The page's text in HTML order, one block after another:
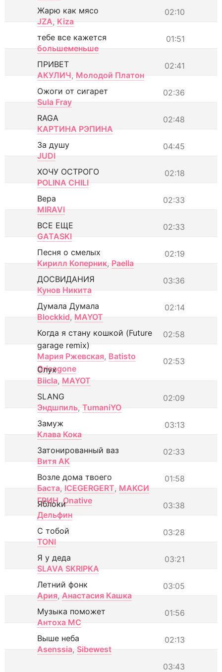
02:10
Жарю как мясо
JZA, Kiza
01:51
тебе все кажется
большеменьше
02:41
ПРИВЕТ
АКУЛИЧ, Молодой Платон
02:36
Ожоги от сигарет
Sula Fray
02:48
RAGA
КАРТИНА РЭПИНА
04:45
За душу
JUDI
02:18
ХОЧУ ОСТРОГО
POLINA CHILI
02:33
Вера
MIRAVI
02:33
ВСЕ ЕЩЕ
GATASKI
02:19
Песня о смелых
Кирилл Коперник, Paella
03:36
ДОСВИДАНИЯ
Кунов Никита
02:14
Думала Думала
Blockkid, MAYOT
02:58
Когда я стану кошкой (Future
garage remix)
Мария Ржевская, Batisto
Grisagone
02:53
Слух
Biicla, MAYOT
02:09
SLANG
Эндшпиль, TumaniYO
03:13
Замуж
Клава Кока
02:33
Затонированный ваз
Витя АК
01:58
Возле дома твоего
Баста, ICEGERGERT, МАКСИ
ГРИН, Onative 03:38
Яблоки
Дельфин
03:28
С тобой
TONI
03:21
Я у деда
SLAVA SKRIPKA
03:05
Летний фонк
Ария, Анастасия Кашка
01:56
Музыка поможет
Антоха МС
02:13
Выше неба
Asenssia, Sibewest
03:43